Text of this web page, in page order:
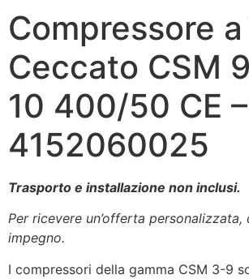
Compressore
Ceccato CSM
10 400/50 CE
4152060025
Trasporto e installazione non inclusi.
Per ricevere un’offerta
impegno.
I compressori della gamma CSM 3-9